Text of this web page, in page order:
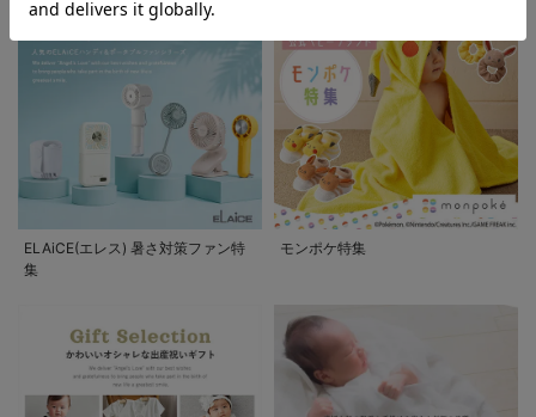
ELAiCE(エレス) 暑さ対策ファン特
集
モンポケ特集